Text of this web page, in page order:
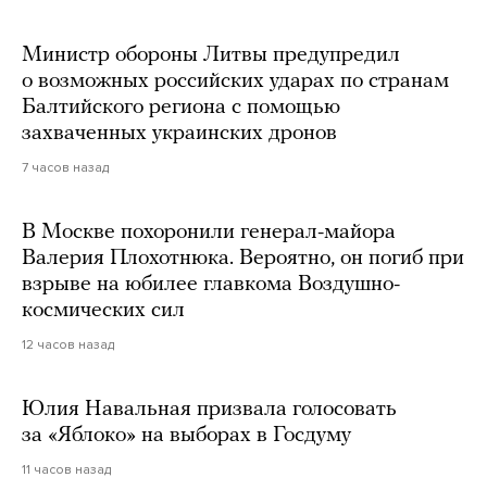
Министр обороны Литвы предупредил
о возможных российских ударах по странам
Балтийского региона с помощью
захваченных украинских дронов
7 часов назад
В Москве похоронили генерал-майора
Валерия Плохотнюка. Вероятно, он погиб при
взрыве на юбилее главкома Воздушно-
космических сил
12 часов назад
Юлия Навальная призвала голосовать
за «Яблоко» на выборах в Госдуму
11 часов назад